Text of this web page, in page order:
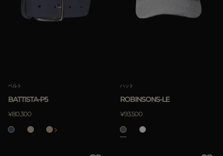
ベルト
BATTISTA-P5
¥80.300
ハット
ROBINSONS-LE
¥93.500